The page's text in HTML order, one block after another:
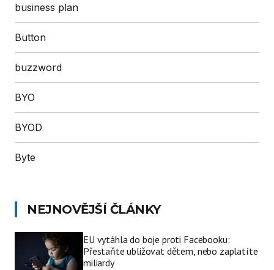
business plan
Button
buzzword
BYO
BYOD
Byte
NEJNOVĚJŠÍ ČLÁNKY
EU vytáhla do boje proti Facebooku:
Přestaňte ubližovat dětem, nebo zaplatíte
miliardy